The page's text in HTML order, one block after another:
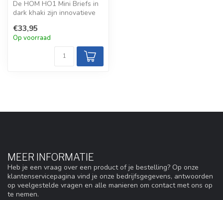
De HOM HO1 Mini Briefs in
dark khaki zijn innovatieve
met...
€33,95
Op voorraad
MEER INFORMATIE
Heb je een vraag over een product of je bestelling? Op onze
klantenservicepagina vind je onze bedrijfsgegevens, antwoorden
op veelgestelde vragen en alle manieren om contact met ons op
te nemen.